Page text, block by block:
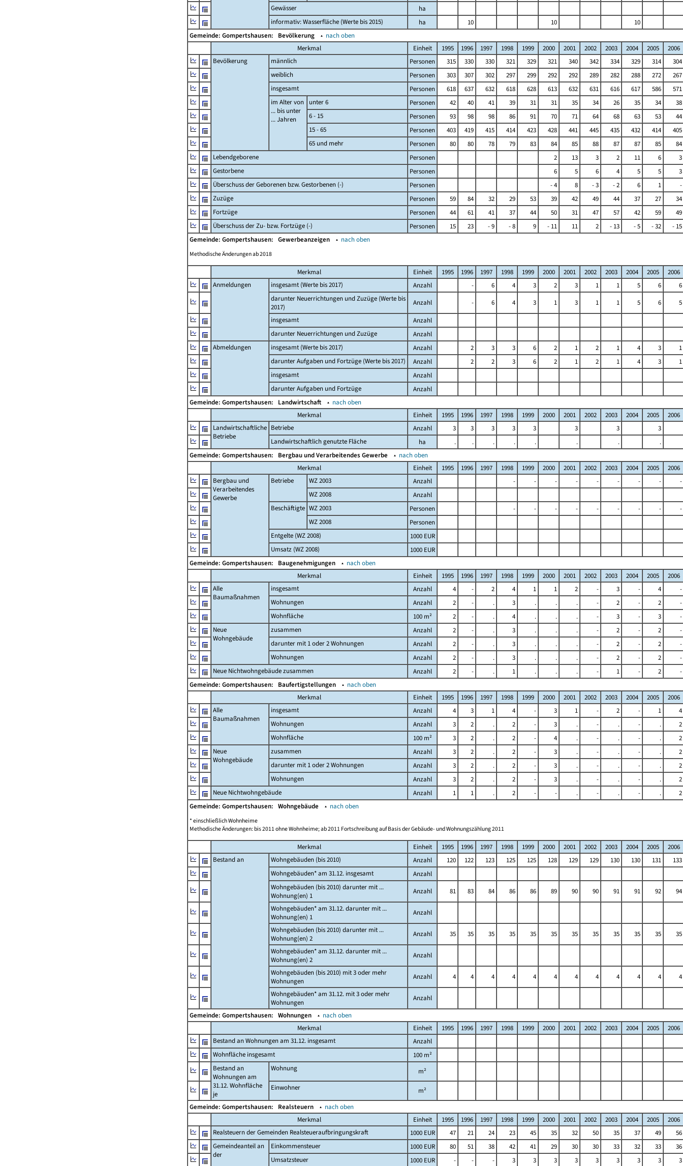
Gewässer
ha
informativ: Wasserfläche (Werte bis 2015)
ha 10 10
10
Gemeinde: Gompertshausen: Bevölkerung ▴ nach oben
Merkmal
Einheit 1995 1996 1997 1998 1999 2000 2001 2002 2003 2004 2005
2006
Bevölkerung
männlich Personen 315 330 330 321 329 321 340 342 334 329 314
304
weiblich
Personen 303 307 302 297 299 292 292 289 282 288 272
267
insgesamt
Personen 618 637 632 618 628 613 632 631 616 617 586
571
im Alter von
... bis unter
... Jahren
unter 6 Personen 42 40 41 39 31 31 35 34 26 35 34
38
6 - 15
Personen 93 98 98 86 91 70 71 64 68 63 53
44
15 - 65
Personen 403 419 415 414 423 428 441 445 435 432 414
405
65 und mehr
Personen 80 80 78 79 83 84 85 88 87 87 85
84
Lebendgeborene
Personen 2 13 3 2 11 6
3
Gestorbene
Personen 6 5 6 4 5 5
3
Überschuss der Geborenen bzw. Gestorbenen (-)
Personen - 4 8 - 3 - 2 6 1
-
Zuzüge
Personen 59 84 32 29 53 39 42 49 44 37 27
34
Fortzüge
Personen 44 61 41 37 44 50 31 47 57 42 59
49
Überschuss der Zu- bzw. Fortzüge (-)
Personen 15 23 - 9 - 8 9 - 11 11 2 - 13 - 5 - 32
- 15
Gemeinde: Gompertshausen: Gewerbeanzeigen ▴ nach oben
Methodische Änderungen ab 2018
Merkmal Einheit 1995 1996 1997 1998 1999 2000 2001 2002 2003 2004 2005
2006
Anmeldungen
insgesamt (Werte bis 2017) Anzahl - 6 4 3 2 3 1 1 5 6
6
darunter Neuerrichtungen und Zuzüge (Werte bis
2017)
Anzahl - 6 4 3 1 3 1 1 5 6
5
insgesamt
Anzahl
darunter Neuerrichtungen und Zuzüge
Anzahl
Abmeldungen
insgesamt (Werte bis 2017) Anzahl 2 3 3 6 2 1 2 1 4 3
1
darunter Aufgaben und Fortzüge (Werte bis 2017)
Anzahl 2 2 3 6 2 1 2 1 4 3
1
insgesamt
Anzahl
darunter Aufgaben und Fortzüge
Anzahl
Gemeinde: Gompertshausen: Landwirtschaft ▴ nach oben
Merkmal
Einheit 1995 1996 1997 1998 1999 2000 2001 2002 2003 2004 2005
2006
Landwirtschaftliche
Betriebe
Betriebe Anzahl 3 3 3 3 3 3 3
3
Landwirtschaftlich genutzte Fläche
ha . . . . . . .
.
Gemeinde: Gompertshausen: Bergbau und Verarbeitendes Gewerbe ▴ nach oben
Merkmal
Einheit 1995 1996 1997 1998 1999 2000 2001 2002 2003 2004 2005
2006
Bergbau und
Verarbeitendes
Gewerbe
Betriebe WZ 2003 Anzahl - - - - - - - -
-
WZ 2008
Anzahl
Beschäftigte WZ 2003 Personen - - - - - - - -
-
WZ 2008
Personen
Entgelte (WZ 2008)
1000 EUR
Umsatz (WZ 2008)
1000 EUR
Gemeinde: Gompertshausen: Baugenehmigungen ▴ nach oben
Merkmal
Einheit 1995 1996 1997 1998 1999 2000 2001 2002 2003 2004 2005
2006
Alle
Baumaßnahmen
insgesamt Anzahl 4 - 2 4 1 1 2 - 3 - 4
-
Wohnungen
Anzahl 2 - . 3 . . . - 2 - 2
-
Wohnfläche
100 m² 2 - . 4 . . . - 3 - 3
-
Neue
Wohngebäude
zusammen Anzahl 2 - . 3 . . . - 2 - 2
-
darunter mit 1 oder 2 Wohnungen
Anzahl 2 - . 3 . . . - 2 - 2
-
Wohnungen
Anzahl 2 - . 3 . . . - 2 - 2
-
Neue Nichtwohngebäude zusammen
Anzahl 2 - . 1 . . . - 1 - 2
-
Gemeinde: Gompertshausen: Baufertigstellungen ▴ nach oben
Merkmal
Einheit 1995 1996 1997 1998 1999 2000 2001 2002 2003 2004 2005
2006
Alle
Baumaßnahmen
insgesamt Anzahl 4 3 1 4 - 3 1 - 2 - 1
4
Wohnungen
Anzahl 3 2 . 2 - 3 . - . - .
2
Wohnfläche
100 m² 3 2 . 2 - 4 . - . - .
2
Neue
Wohngebäude
zusammen Anzahl 3 2 . 2 - 3 . - . - .
2
darunter mit 1 oder 2 Wohnungen
Anzahl 3 2 . 2 - 3 . - . - .
2
Wohnungen
Anzahl 3 2 . 2 - 3 . - . - .
2
Neue Nichtwohngebäude
Anzahl 1 1 . 2 - - . - . - .
2
Gemeinde: Gompertshausen: Wohngebäude ▴ nach oben
* einschließlich Wohnheime
Methodische Änderungen: bis 2011 ohne Wohnheime; ab 2011 Fortschreibung auf Basis der Gebäude- und Wohnungszählung 2011
Merkmal Einheit 1995 1996 1997 1998 1999 2000 2001 2002 2003 2004 2005
2006
Bestand an
Wohngebäuden (bis 2010) Anzahl 120 122 123 125 125 128 129 129 130 130 131
133
Wohngebäuden* am 31.12. insgesamt
Anzahl
Wohngebäuden (bis 2010) darunter mit ...
Wohnung(en) 1
Anzahl 81 83 84 86 86 89 90 90 91 91 92
94
Wohngebäuden* am 31.12. darunter mit ...
Wohnung(en) 1
Anzahl
Wohngebäuden (bis 2010) darunter mit ...
Wohnung(en) 2
Anzahl 35 35 35 35 35 35 35 35 35 35 35
35
Wohngebäuden* am 31.12. darunter mit ...
Wohnung(en) 2
Anzahl
Wohngebäuden (bis 2010) mit 3 oder mehr
Wohnungen
Anzahl 4 4 4 4 4 4 4 4 4 4 4
4
Wohngebäuden* am 31.12. mit 3 oder mehr
Wohnungen
Anzahl
Gemeinde: Gompertshausen: Wohnungen ▴ nach oben
Merkmal
Einheit 1995 1996 1997 1998 1999 2000 2001 2002 2003 2004 2005
2006
Bestand an Wohnungen am 31.12. insgesamt
Anzahl
Wohnfläche insgesamt
100 m²
Bestand an
Wohnungen am
31.12. Wohnfläche
je
Wohnung
m²
Einwohner
m²
Gemeinde: Gompertshausen: Realsteuern ▴ nach oben
Merkmal
Einheit 1995 1996 1997 1998 1999 2000 2001 2002 2003 2004 2005
2006
Realsteuern der Gemeinden Realsteueraufbringungskraft
1000 EUR 47 21 24 23 45 35 32 50 35 37 49
56
Gemeindeanteil an
der
Einkommensteuer 1000 EUR 80 51 38 42 41 29 30 30 33 32 33
36
Umsatzsteuer
1000 EUR - - - 3 3 3 3 3 3 3 3 3